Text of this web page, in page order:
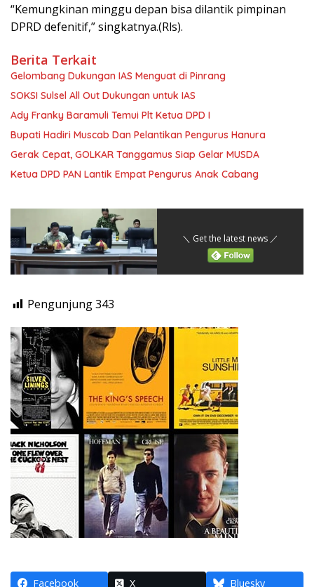
“Kemungkinan minggu depan bisa dilantik pimpinan
DPRD defenitif,” singkatnya.(Rls).
Berita Terkait
Gelombang Dukungan IAS Menguat di Pinrang
SOKSI Sulsel All Out Dukungan untuk IAS
Ady Franky Baramuli Temui Plt Ketua DPD I
Bupati Hadiri Muscab Dan Pelantikan Pengurus Hanura
Gerak Cepat, GOLKAR Tanggamus Siap Gelar MUSDA
Ketua DPD PAN Lantik Empat Pengurus Anak Cabang
＼ Get the latest news ／
Pengunjung343
Facebook X Bluesky